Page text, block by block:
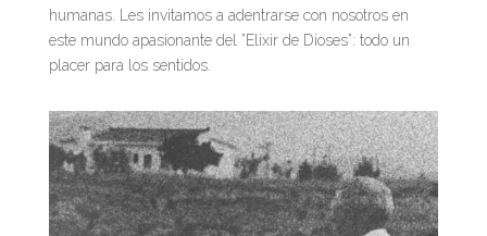
humanas. Les invitamos a adentrarse con nosotros en
este mundo apasionante del ”Elixir de Dioses”: todo un
placer para los sentidos.